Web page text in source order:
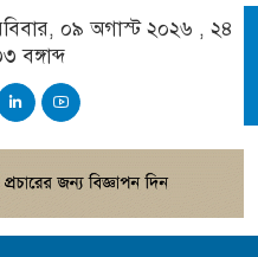
০৯ অগাস্ট ২০২৬ , ২৪
বঙ্গাব্দ